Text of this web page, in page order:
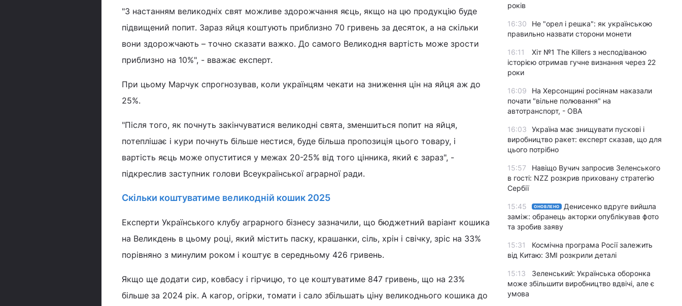
"З настанням великодніх свят можливе здорожчання яєць, якщо на цю продукцію буде
підвищений попит. Зараз яйця коштують приблизно 70 гривень за десяток, а на скільки
вони здорожчають – точно сказати важко. До самого Великодня вартість може зрости
приблизно на 10%", - вважає експерт.
При цьому Марчук спрогнозував, коли українцям чекати на зниження цін на яйця аж до
25%.
"Після того, як почнуть закінчуватися великодні свята, зменшиться попит на яйця,
потеплішає і кури почнуть більше нестися, буде більша пропозиція цього товару, і
вартість яєць може опуститися у межах 20-25% від того цінника, який є зараз", -
підкреслив заступник голови Всеукраїнської аграрної ради.
Скільки коштуватиме великодній кошик 2025
Експерти Українського клубу аграрного бізнесу зазначили, що бюджетний варіант кошика
на Великдень в цьому році, який містить паску, крашанки, сіль, хрін і свічку, зріс на 33%
порівняно з минулим роком і коштує в середньому 426 гривень.
Якщо ще додати сир, ковбасу і гірчицю, то це коштуватиме 847 гривень, що на 23%
більше за 2024 рік. А кагор, огірки, томати і сало збільшать ціну великоднього кошика до
років
16:30
Не "орел і решка": як українською
правильно назвати сторони монети
16:11
Хіт №1 The Killers з несподіваною
історією отримав гучне визнання через 22
роки
16:09
На Херсонщині росіянам наказали
почати "вільне полювання" на
автотранспорт, - ОВА
16:03
Україна має знищувати пускові і
виробництво ракет: експерт сказав, що для
цього потрібно
15:57
Навіщо Вучич запросив Зеленського
в гості: NZZ розкрив приховану стратегію
Сербії
15:45 ОНОВЛЕНО
Денисенко вдруге вийшла
заміж: обранець акторки опублікував фото
та зробив заяву
15:31
Космічна програма Росії залежить
від Китаю: ЗМІ розкрили деталі
15:13
Зеленський: Українська оборонка
може збільшити виробництво вдвічі, але є
умова